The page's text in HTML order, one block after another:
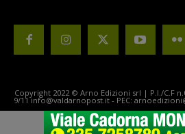
Copyright 2022 © Arno Edizioni srl | P.I./C.F
9/11 info@valdarnopost.it - PEC: